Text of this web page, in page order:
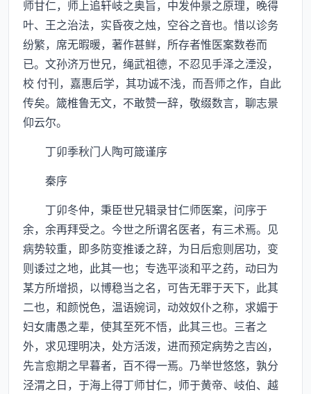
师甘仁，师上追轩岐之奥旨，中发仲景之原理，晚得
叶、王之治法，实昏夜之烛，空谷之音也。惜以诊务
纷繁，席无暇暖，著作甚鲜，所存者惟医案数卷而
已。文孙济万世兄，绳武祖德，不忍见手泽之湮没，
校 付刊，嘉惠后学，其功诚不浅，而吾师之作，自此
传矣。箴椎鲁无文，不敢赞一辞，敬缀数言，聊志景
仰云尔。
丁卯季秋门人陶可箴谨序
秦序
丁卯冬仲，秉臣世兄辑录甘仁师医案，问序于
余，余再拜受之。今世之所谓名医者，有三术焉。见
病势较重，即多防变推诿之辞，为日后愈则居功，变
则诿过之地，此其一也；专选平淡和平之药，动曰为
某方所增损，以博稳当之名，可告无罪于天下，此其
二也，和颜悦色，温语婉词，动效奴仆之称，求媚于
妇女庸愚之辈，使其至死不悟，此其三也。三者之
外，求见理明决，处方活泼，进而预定病势之吉凶，
先言愈期之早暮者，百不得一焉。乃举世悠悠，孰分
泾渭之日，于海上得丁师甘仁，师于黄帝、岐伯、越